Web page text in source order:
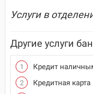
Услуги в
Другие услуги
Кредит
Кредитная карта